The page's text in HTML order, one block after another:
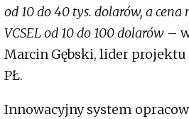
od 10 do 40 tys. dolarów, a
VCSEL od 10 do 100 dolarów –
Marcin Gębski, lider
PŁ.
Innowacyjny system